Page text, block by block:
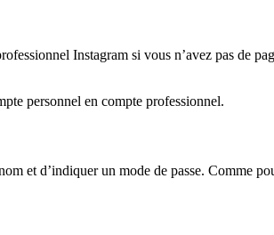
Instagram si vous n’avez pas de
personnel en compte professionnel.
et d’indiquer un mode de passe. Comme